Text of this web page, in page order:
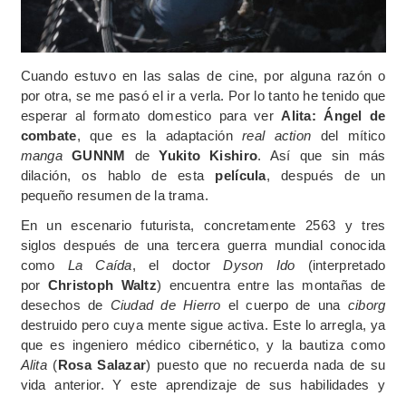
Cuando estuvo en las salas de cine, por alguna razón o
por otra, se me pasó el ir a verla. Por lo tanto he tenido que
esperar al formato domestico para verAlita: Ángel de
combate, que es la adaptaciónreal action del mítico
manga GUNNM deYukito Kishiro. Así que sin más
dilación, os hablo de esta película, después de un
pequeño resumen de la trama.
En un escenario futurista, concretamente 2563 y tres
siglos después de una tercera guerra mundial conocida
como La Caída, el doctorDyson Ido (interpretado
por Christoph Waltz) encuentra entre las montañas de
desechos de Ciudad de Hierro el cuerpo de una ciborg
destruido pero cuya mente sigue activa. Este lo arregla, ya
que es ingeniero médico cibernético, y la bautiza como
Alita (Rosa Salazar) puesto que no recuerda nada de su
vida anterior. Y este aprendizaje de sus habilidades y